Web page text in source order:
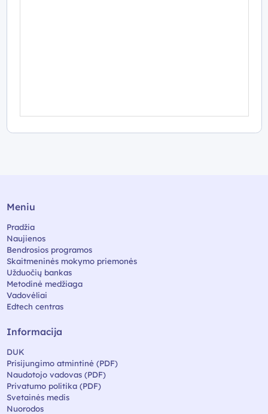
Meniu
Pradžia
Naujienos
Bendrosios programos
Skaitmeninės mokymo priemonės
Užduočių bankas
Metodinė medžiaga
Vadovėliai
Edtech centras
Informacija
DUK
Prisijungimo atmintinė (PDF)
Naudotojo vadovas (PDF)
Privatumo politika (PDF)
Svetainės medis
Nuorodos